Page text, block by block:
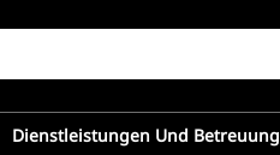
Dienstleistungen Und Betreuung